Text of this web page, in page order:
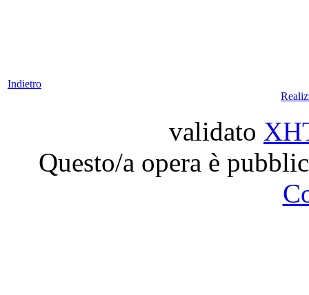
Indietro
validato
Questo/a opera è